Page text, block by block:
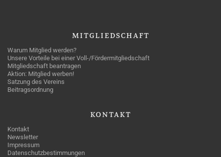
MITGLIEDSCHAFT
Warum Mitglied werden?
Unsere Vorteile bei einer Voll-/Fördermitgliedschaft
Mitgliedschaft beantragen
Aktion: Mitglied werben!
Satzung des Vereins
Beitragsordnung
KONTAKT
Kontakt
Newsletter
Impressum
Datenschutzbestimmungen